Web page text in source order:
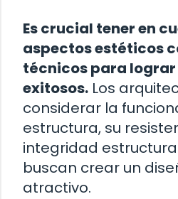
Es crucial tener en
aspectos estéticos
técnicos para
exitosos. Los
considerar la
estructura, su
integridad
buscan crear un
atractivo.